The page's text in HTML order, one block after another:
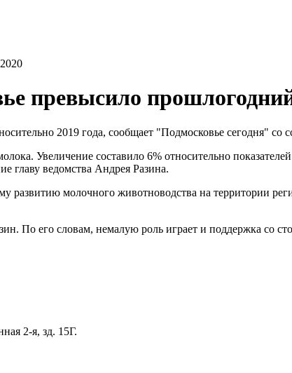
превысило
2019 года, сообщает "Подмосковье сегодня" со
Увеличение составило 6% относительно
главу ведомства Андрея Разина.
развитию молочного животноводства на территории
По его словам, немалую роль играет и поддержка со
2-я, зд. 15Г.